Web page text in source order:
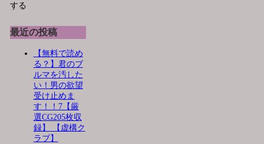
する
最近の投稿
【無料で読め
る？】君のブ
ルマを汚した
い！男の欲望
受け止めま
す！！7【厳
選CG205枚収
録】 【虚構ク
ラブ】